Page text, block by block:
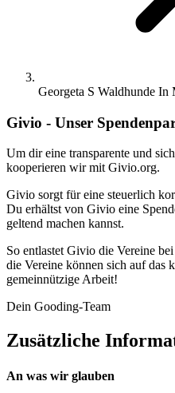
Georgeta S Waldhunde In
Givio - Unser
Um dir eine transparente und
kooperieren wir mit Givio.org.
Givio sorgt für eine steuerlich
Du erhältst von Givio eine
geltend machen kannst.
So entlastet Givio die Vereine
die Vereine können sich auf das
gemeinnützige Arbeit!
Dein Gooding-Team
Zusätzliche
An was wir glauben